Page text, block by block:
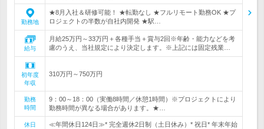
勤務地
★8月入社＆研修可能！ ★転勤なし ★フルリモート勤務OK ★プ
ロジェクトの半数が自社内開発 ★駅…
給与
月給25万円～33万円＋各種手当＋賞与2回※年齢・能力などを考
慮のうえ、当社規定により決定します。※上記には固定残業…
初年度
年収
310万円～750万円
勤務
時間
9：00～18：00（実働8時間／休憩1時間）※プロジェクトにより
勤務時間が異なる場合があります。★…
休日
≪年間休日124日≫* 完全週休2日制（土日休み）* 祝日* 年末年始